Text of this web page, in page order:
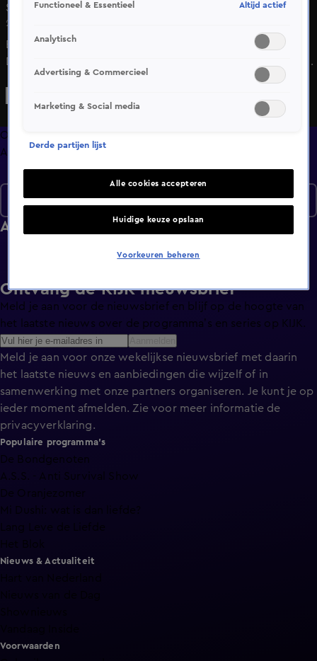
Seizoen 4, aflevering 4
24 mrt 2024, 16:32
Bekijk aflevering 4 van Design Secrets uit seizoen 4 hier.
Deze aflevering is uitgezonden op 24 maart, 16:32 uur bij
SBS6. Design Secrets is een Lifestyle programma en is
Overzicht
Afleveringen
Afleveringen
Seizoen 4
Ontvang de KIJK-nieuwsbrief
Meld je aan voor de nieuwsbrief en blijf op de hoogte van
het laatste nieuws over de programma’s en series op KIJK.
Meld je aan voor onze wekelijkse nieuwsbrief met daarin
het laatste nieuws en aanbiedingen die wijzelf of in
samenwerking met onze partners organiseren. Je kunt je op
ieder moment afmelden. Zie voor meer informatie de
privacyverklaring.
Populaire programma's
De Bondgenoten
A.S.S. - Anti Survival Show
De Oranjezomer
Mi Dushi: wat is dan liefde?
Lang Leve de Liefde
Het Blok
Nieuws & Actualiteit
Voorwaarden
Functioneel & Essentieel Altijd actief
Analytisch
Advertising & Commercieel
Marketing & Social media
Derde partijen lijst
Alle cookies accepteren
Huidige keuze opslaan
Voorkeuren beheren